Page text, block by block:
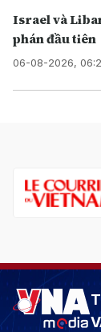
Israel và
phán đầu tiên
06-08-2026,